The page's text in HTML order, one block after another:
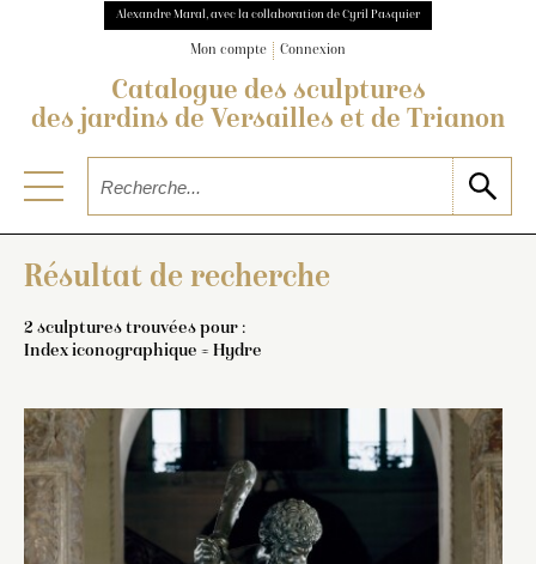
Alexandre Maral, avec la collaboration de Cyril Pasquier
Mon compte Connexion
Catalogue des sculptures
des jardins de Versailles et de Trianon
Résultat de recherche
2 sculptures trouvées pour :
Index iconographique = Hydre